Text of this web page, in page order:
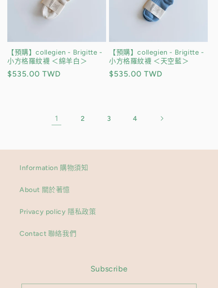
【預購】collegien - Brigitte -
小方格羅紋襪 ＜綿羊白＞
定
$535.00 TWD
【預購】collegien - Brigitte -
小方格羅紋襪 ＜天空藍＞
定
$535.00 TWD
1 2 3 4
Information 購物須知
About 關於著憶
Privacy policy 隱私政策
Contact 聯絡我們
Subscribe